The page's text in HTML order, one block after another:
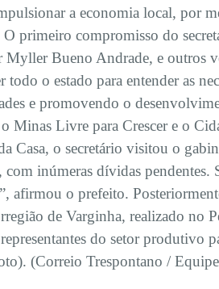
a economia local, por
primeiro compromisso do
Bueno Andrade, e outros
todo o estado para entender as
e promovendo o
Minas Livre para Crescer e o
Casa, o secretário visitou o
inúmeras dívidas pendentes.
afirmou o prefeito.
de Varginha, realizado no
do setor produtivo
(Correio Trespontano /